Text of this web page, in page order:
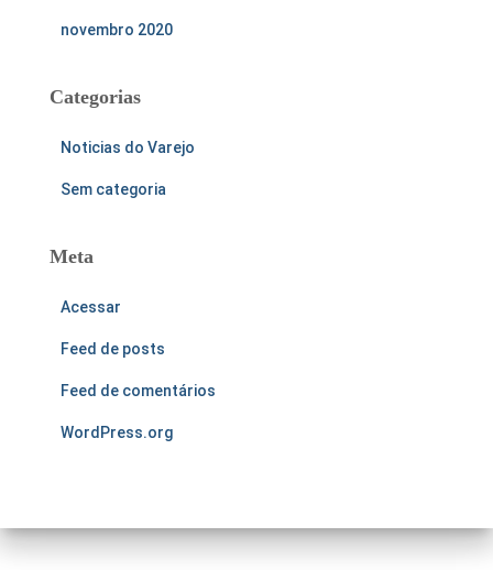
novembro 2020
Categorias
Noticias do Varejo
Sem categoria
Meta
Acessar
Feed de posts
Feed de comentários
WordPress.org